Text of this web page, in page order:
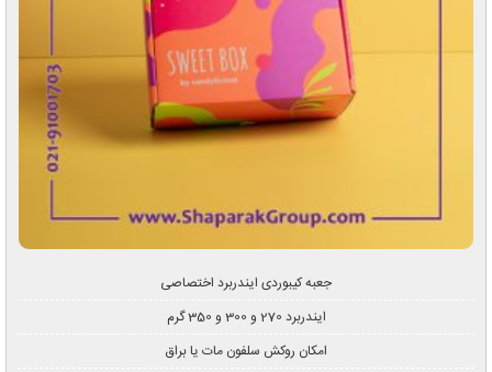
جعبه کیبوردی ایندربرد اختصاصی
ایندربرد 270 و 300 و 350 گرم
امکان روکش سلفون مات یا براق